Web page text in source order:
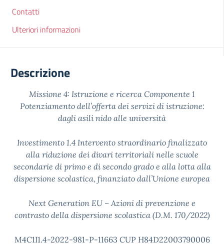
Contatti
Ulteriori informazioni
Descrizione
Missione 4: Istruzione e ricerca Componente 1
Potenziamento dell’offerta dei servizi di istruzione:
dagli asili nido alle università
Investimento 1.4 Intervento straordinario finalizzato
alla riduzione dei divari territoriali nelle scuole
secondarie di primo e di secondo grado e alla lotta alla
dispersione scolastica, finanziato dall’Unione europea
Next Generation EU – Azioni di prevenzione e
contrasto della dispersione scolastica (D.M. 170/2022)
M4C1I1.4-2022-981-P-11663 CUP H84D22003790006